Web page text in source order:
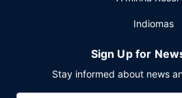
Indiomas
Sign Up for
Stay informed about news